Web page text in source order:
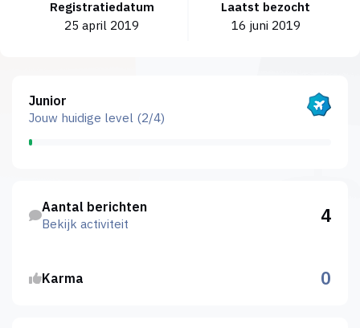
Registratiedatum
25 april 2019
Laatst bezocht
16 juni 2019
Junior
Jouw huidige level (2/4)
Aantal berichten
Bekijk activiteit
4
Karma 0